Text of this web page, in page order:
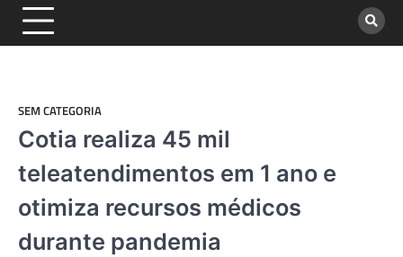
SEM CATEGORIA
Cotia realiza 45 mil
teleatendimentos em 1 ano e
otimiza recursos médicos
durante pandemia